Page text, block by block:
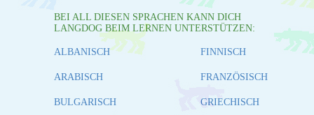
BEI ALL DIESEN SPRACHEN KANN DICH
LANGDOG BEIM LERNEN UNTERSTÜTZEN:
ALBANISCH
ARABISCH
BULGARISCH
FINNISCH
FRANZÖSISCH
GRIECHISCH